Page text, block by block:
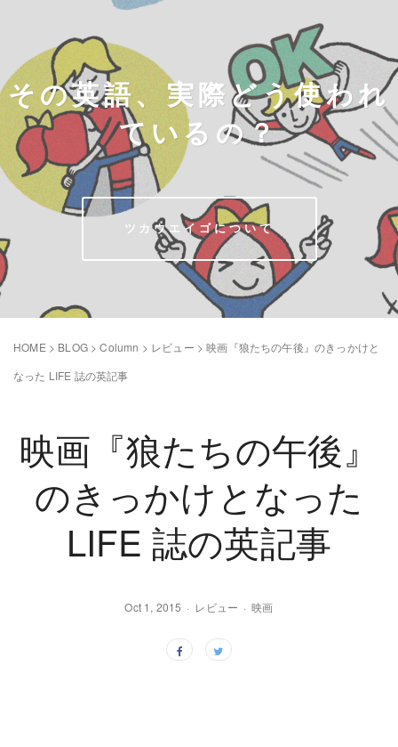
その英語、実際どう使われ
ているの？
ツカウエイゴについて
HOME > BLOG>Column > レビュー >映画『狼たちの午後』のきっかけと
なった LIFE 誌の英記事
映画『狼たちの午後』
のきっかけとなった
LIFE 誌の英記事
Oct 1, 2015 レビュー 映画